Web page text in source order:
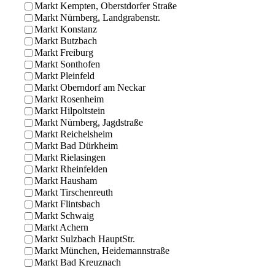
Markt Kempten, Oberstdorfer Straße
Markt Nürnberg, Landgrabenstr.
Markt Konstanz
Markt Butzbach
Markt Freiburg
Markt Sonthofen
Markt Pleinfeld
Markt Oberndorf am Neckar
Markt Rosenheim
Markt Hilpoltstein
Markt Nürnberg, Jagdstraße
Markt Reichelsheim
Markt Bad Dürkheim
Markt Rielasingen
Markt Rheinfelden
Markt Hausham
Markt Tirschenreuth
Markt Flintsbach
Markt Schwaig
Markt Achern
Markt Sulzbach HauptStr.
Markt München, Heidemannstraße
Markt Bad Kreuznach